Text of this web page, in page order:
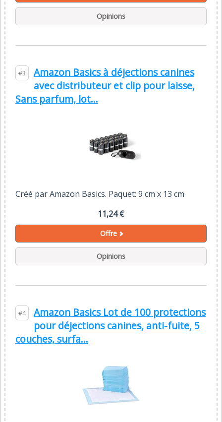
Opinions
#3
Amazon Basics à déjections canines
avec distributeur et clip pour laisse,
Sans parfum, lot...
Créé par Amazon Basics. Paquet: 9 cm x 13 cm
11,24 €
Offre
Opinions
#4
Amazon Basics Lot de 100 protections
pour déjections canines, anti-fuite, 5
couches, surfa...